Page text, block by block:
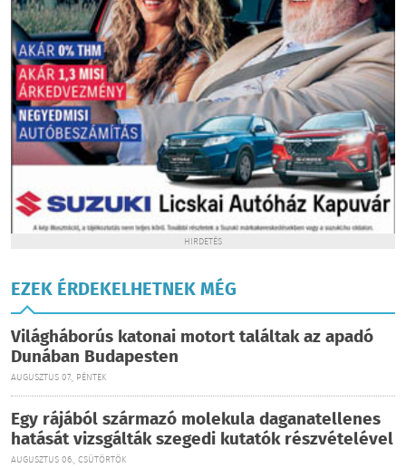
HIRDETÉS
EZEK ÉRDEKELHETNEK MÉG
Világháborús katonai motort találtak az apadó
Dunában Budapesten
AUGUSZTUS 07., PÉNTEK
Egy rájából származó molekula daganatellenes
hatását vizsgálták szegedi kutatók részvételével
AUGUSZTUS 06., CSÜTÖRTÖK